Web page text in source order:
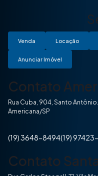
Venda Locação
Anunciar Imóvel
Contato
Rua Cuba, 904, Santo Antônio.
Americana/SP
(19) 3648-8494(19)
Contato